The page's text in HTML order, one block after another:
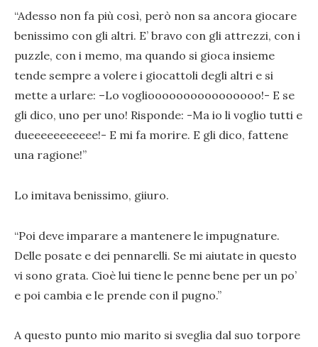
“Adesso non fa più così, però non sa ancora giocare
benissimo con gli altri. E’ bravo con gli attrezzi, con i
puzzle, con i memo, ma quando si gioca insieme
tende sempre a volere i giocattoli degli altri e si
mette a urlare: –Lo voglioooooooooooooooo!- E se
gli dico, uno per uno! Risponde: -Ma io li voglio tutti e
dueeeeeeeeeee!- E mi fa morire. E gli dico, fattene
una ragione!”
Lo imitava benissimo, giiuro.
“Poi deve imparare a mantenere le impugnature.
Delle posate e dei pennarelli. Se mi aiutate in questo
vi sono grata. Cioè lui tiene le penne bene per un po’
e poi cambia e le prende con il pugno.”
A questo punto mio marito si sveglia dal suo torpore